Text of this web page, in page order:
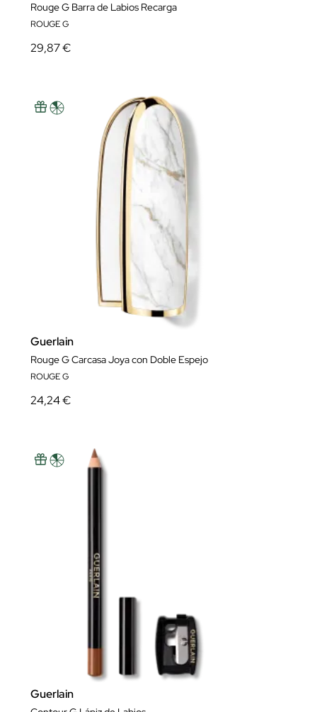
Rouge G Barra de Labios Recarga
ROUGE G
29,87 €
Guerlain
Rouge G Carcasa Joya con Doble Espejo
ROUGE G
24,24 €
Guerlain